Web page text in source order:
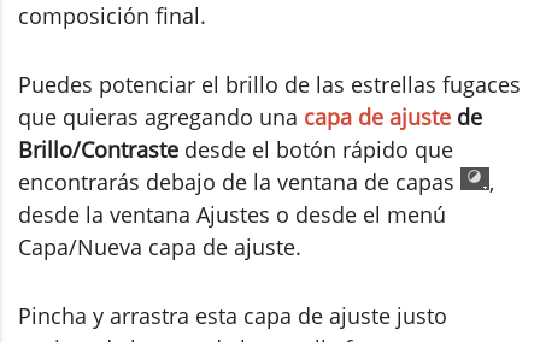
composición final.
Puedes potenciar el brillo de las estrellas fugaces
que quieras agregando una capa de ajuste de
Brillo/Contraste desde el botón rápido que
encontrarás debajo de la ventana de capas
,
desde la ventana Ajustes o desde el menú
Capa/Nueva capa de ajuste.
Pincha y arrastra esta capa de ajuste justo